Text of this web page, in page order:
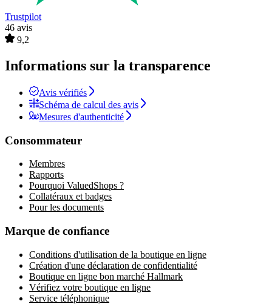
Trustpilot
46 avis
9,2
Informations sur la transparence
Avis vérifiés
Schéma de calcul des avis
Mesures d'authenticité
Consommateur
Membres
Rapports
Pourquoi ValuedShops ?
Collatéraux et badges
Pour les documents
Marque de confiance
Conditions d'utilisation de la boutique en ligne
Création d'une déclaration de confidentialité
Boutique en ligne bon marché Hallmark
Vérifiez votre boutique en ligne
Service téléphonique